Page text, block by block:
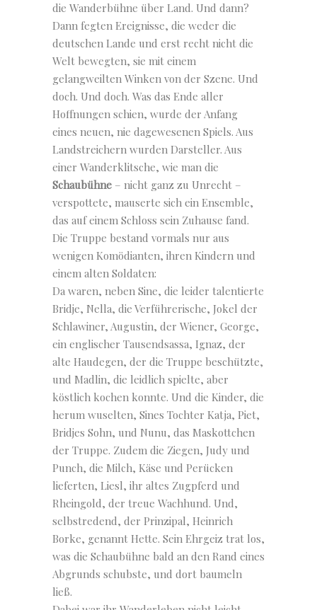
die Wanderbühne über Land. Und dann?
Dann fegten Ereignisse, die weder die
deutschen Lande und erst recht nicht die
Welt bewegten, sie mit einem
gelangweilten Winken von der Szene. Und
doch. Und doch. Was das Ende aller
Hoffnungen schien, wurde der Anfang
eines neuen, nie dagewesenen Spiels. Aus
Landstreichern wurden Darsteller. Aus
einer Wanderklitsche, wie man die
Schaubühne – nicht ganz zu Unrecht –
verspottete, mauserte sich ein Ensemble,
das auf einem Schloss sein Zuhause fand.
Die Truppe bestand vormals nur aus
wenigen Komödianten, ihren Kindern und
einem alten Soldaten:
Da waren, neben Sine, die leider talentierte
Bridje, Nella, die Verführerische, Jokel der
Schlawiner, Augustin, der Wiener, George,
ein englischer Tausendsassa, Ignaz, der
alte Haudegen, der die Truppe beschützte,
und Madlin, die leidlich spielte, aber
köstlich kochen konnte. Und die Kinder, die
herum wuselten, Sines Tochter Katja, Piet,
Bridjes Sohn, und Nunu, das Maskottchen
der Truppe. Zudem die Ziegen, Judy und
Punch, die Milch, Käse und Perücken
lieferten, Liesl, ihr altes Zugpferd und
Rheingold, der treue Wachhund. Und,
selbstredend, der Prinzipal, Heinrich
Borke, genannt Hette. Sein Ehrgeiz trat los,
was die Schaubühne bald an den Rand eines
Abgrunds schubste, und dort baumeln
ließ.